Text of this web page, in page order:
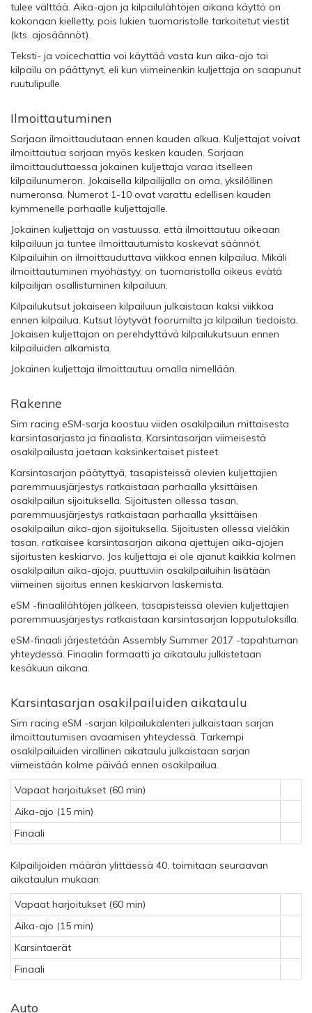
tulee välttää. Aika-ajon ja kilpailulähtöjen aikana käyttö on
kokonaan kielletty, pois lukien tuomaristolle tarkoitetut viestit
(kts. ajosäännöt).
Teksti- ja voicechattia voi käyttää vasta kun aika-ajo tai
kilpailu on päättynyt, eli kun viimeinenkin kuljettaja on saapunut
ruutulipulle.
Ilmoittautuminen
Sarjaan ilmoittaudutaan ennen kauden alkua. Kuljettajat voivat
ilmoittautua sarjaan myös kesken kauden. Sarjaan
ilmoittauduttaessa jokainen kuljettaja varaa itselleen
kilpailunumeron. Jokaisella kilpailijalla on oma, yksilöllinen
numeronsa. Numerot 1-10 ovat varattu edellisen kauden
kymmenelle parhaalle kuljettajalle.
Jokainen kuljettaja on vastuussa, että ilmoittautuu oikeaan
kilpailuun ja tuntee ilmoittautumista koskevat säännöt.
Kilpailuihin on ilmoittauduttava viikkoa ennen kilpailua. Mikäli
ilmoittautuminen myöhästyy, on tuomaristolla oikeus evätä
kilpailijan osallistuminen kilpailuun.
Kilpailukutsut jokaiseen kilpailuun julkaistaan kaksi viikkoa
ennen kilpailua. Kutsut löytyvät foorumilta ja kilpailun tiedoista.
Jokaisen kuljettajan on perehdyttävä kilpailukutsuun ennen
kilpailuiden alkamista.
Jokainen kuljettaja ilmoittautuu omalla nimellään.
Rakenne
Sim racing eSM-sarja koostuu viiden osakilpailun mittaisesta
karsintasarjasta ja finaalista. Karsintasarjan viimeisestä
osakilpailusta jaetaan kaksinkertaiset pisteet.
Karsintasarjan päätyttyä, tasapisteissä olevien kuljettajien
paremmuusjärjestys ratkaistaan parhaalla yksittäisen
osakilpailun sijoituksella. Sijoitusten ollessa tasan,
paremmuusjärjestys ratkaistaan parhaalla yksittäisen
osakilpailun aika-ajon sijoituksella. Sijoitusten ollessa vieläkin
tasan, ratkaisee karsintasarjan aikana ajettujen aika-ajojen
sijoitusten keskiarvo. Jos kuljettaja ei ole ajanut kaikkia kolmen
osakilpailun aika-ajoja, puuttuviin osakilpailuihin lisätään
viimeinen sijoitus ennen keskiarvon laskemista.
eSM -finaalilähtöjen jälkeen, tasapisteissä olevien kuljettajien
paremmuusjärjestys ratkaistaan karsintasarjan lopputuloksilla.
eSM-finaali järjestetään Assembly Summer 2017 -tapahtuman
yhteydessä. Finaalin formaatti ja aikataulu julkistetaan
kesäkuun aikana.
Karsintasarjan osakilpailuiden aikataulu
Sim racing eSM -sarjan kilpailukalenteri julkaistaan sarjan
ilmoittautumisen avaamisen yhteydessä. Tarkempi
osakilpailuiden virallinen aikataulu julkaistaan sarjan
viimeistään kolme päivää ennen osakilpailua.
Vapaat harjoitukset (60 min)
Aika-ajo (15 min)
Finaali
Kilpailijoiden määrän ylittäessä 40, toimitaan seuraavan
aikataulun mukaan:
Vapaat harjoitukset (60 min)
Aika-ajo (15 min)
Karsintaerät
Finaali
Auto